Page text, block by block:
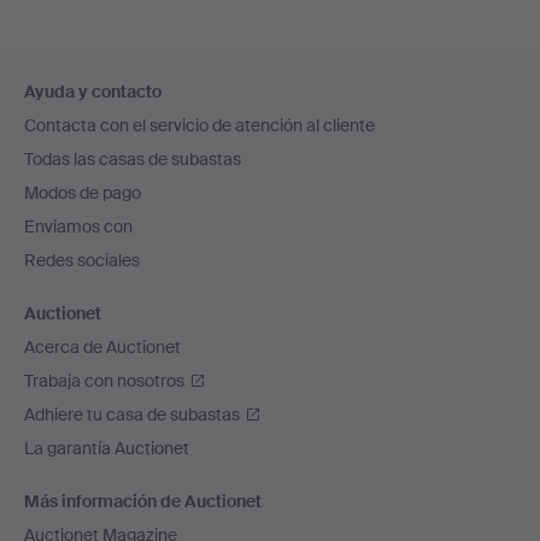
en
el
pie
de
página
Ayuda y contacto
Contacta con el servicio de atención al cliente
Todas las casas de subastas
Modos de pago
Enviamos con
Redes sociales
Auctionet
Acerca de Auctionet
Trabaja con nosotros
Adhiere tu casa de subastas
La garantía Auctionet
Más información de Auctionet
Auctionet Magazine